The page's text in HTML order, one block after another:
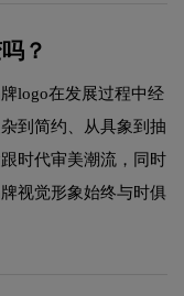
？
logo在发展过程中经
到简约、从具象到抽
时代审美潮流，同时
视觉形象始终与时俱